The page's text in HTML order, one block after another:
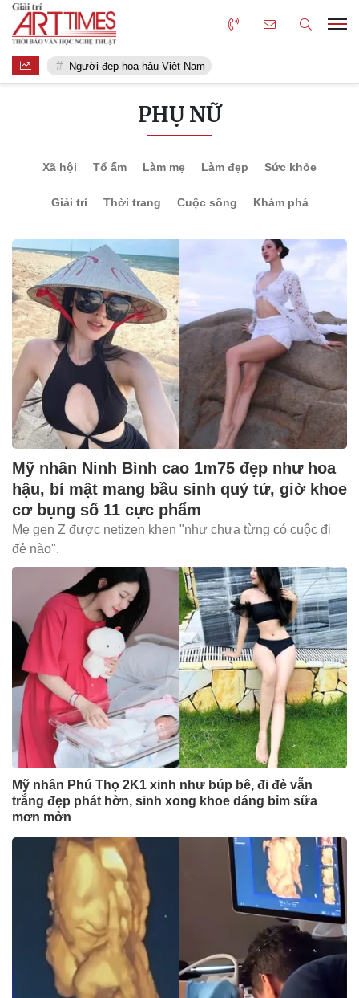
Người đẹp hoa hậu Việt Nam
PHỤ NỮ
Xã hội Tổ ấm Làm mẹ Làm đẹp Sức khỏe
Giải trí Thời trang Cuộc sống Khám phá
Mỹ nhân Ninh Bình cao 1m75 đẹp như hoa
hậu, bí mật mang bầu sinh quý tử, giờ khoe
cơ bụng số 11 cực phẩm
Mẹ gen Z được netizen khen "như chưa từng có cuộc đi
đẻ nào".
Mỹ nhân Phú Thọ 2K1 xinh như búp bê, đi đẻ vẫn
trắng đẹp phát hờn, sinh xong khoe dáng bỉm sữa
mơn mởn